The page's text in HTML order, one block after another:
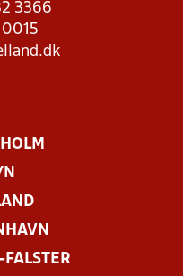
3366
0015
FALSTER